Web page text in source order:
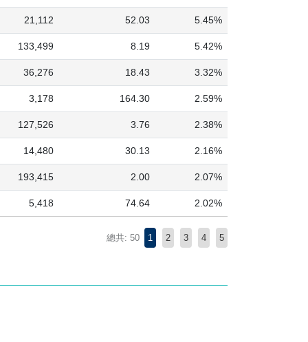
21,112 52.03 5.45%
133,499 8.19 5.42%
36,276 18.43 3.32%
3,178 164.30 2.59%
127,526 3.76 2.38%
14,480 30.13 2.16%
193,415 2.00 2.07%
5,418 74.64 2.02%
總共: 50 1 2 3 4 5